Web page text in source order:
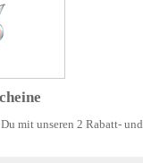
mit unseren 2 Rabatt- und